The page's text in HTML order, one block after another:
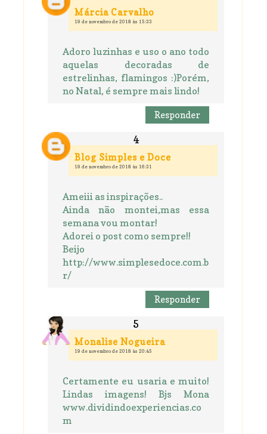
Márcia Carvalho
19 de novembro de 2018 às 15:33
Adoro luzinhas e uso o ano todo
aquelas decoradas de
estrelinhas, flamingos :)Porém,
no Natal, é sempre mais lindo!
Responder
Blog Simples e Doce
19 de novembro de 2018 às 16:31
Ameiii as inspirações..
Ainda não montei,mas essa
semana vou montar!
Adorei o post como sempre!!
Beijo
http://www.simplesedoce.com.b
r/
Responder
Monalise Nogueira
19 de novembro de 2018 às 20:45
Certamente eu usaria e muito!
Lindas imagens! Bjs Mona
www.dividindoexperiencias.co
m